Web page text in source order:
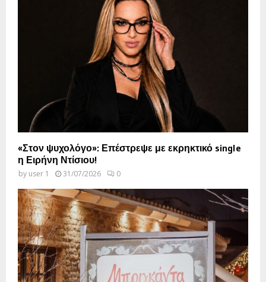
«Στον ψυχολόγο»: Επέστρεψε με εκρηκτικό single
η Ειρήνη Ντίσιου!
by user 1 31/07/2026 0